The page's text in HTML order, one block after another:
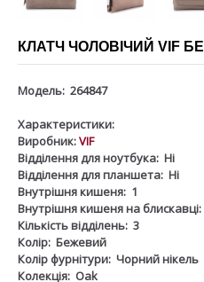
КЛАТЧ ЧОЛОВІЧИЙ VIF
Модель: 264847
Характеристики:
Виробник:VIF
Відділення для ноутбука: Ні
Відділення для планшета: Ні
Внутрішня кишеня: 1
Внутрішня кишеня на блискавці:
Кількість відділень: 3
Колір: Бежевий
Колір фурнітури: Чорний нікель
Колекція: Oak